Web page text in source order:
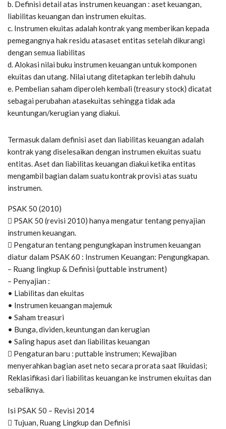
b. Definisi detail atas instrumen keuangan : aset keuangan,
liabilitas keuangan dan instrumen ekuitas.
c. Instrumen ekuitas adalah kontrak yang memberikan kepada
pemegangnya hak residu atasaset entitas setelah dikurangi
dengan semua liabilitas
d. Alokasi nilai buku instrumen keuangan untuk komponen
ekuitas dan utang. Nilai utang ditetapkan terlebih dahulu
e. Pembelian saham diperoleh kembali (treasury stock) dicatat
sebagai perubahan atasekuitas sehingga tidak ada
keuntungan/kerugian yang diakui.
Termasuk dalam definisi aset dan liabilitas keuangan adalah
kontrak yang diselesaikan dengan instrumen ekuitas suatu
entitas. Aset dan liabilitas keuangan diakui ketika entitas
mengambil bagian dalam suatu kontrak provisi atas suatu
instrumen.
PSAK 50 (2010)
 PSAK 50 (revisi 2010) hanya mengatur tentang penyajian
instrumen keuangan.
 Pengaturan tentang pengungkapan instrumen keuangan
diatur dalam PSAK 60 : Instrumen Keuangan: Pengungkapan.
– Ruang lingkup & Definisi (puttable instrument)
– Penyajian :
• Liabilitas dan ekuitas
• Instrumen keuangan majemuk
• Saham treasuri
• Bunga, dividen, keuntungan dan kerugian
• Saling hapus aset dan liabilitas keuangan
 Pengaturan baru : puttable instrumen; Kewajiban
menyerahkan bagian aset neto secara prorata saat likuidasi;
Reklasifikasi dari liabilitas keuangan ke instrumen ekuitas dan
sebaliknya.
Isi PSAK 50 – Revisi 2014
 Tujuan, Ruang Lingkup dan Definisi